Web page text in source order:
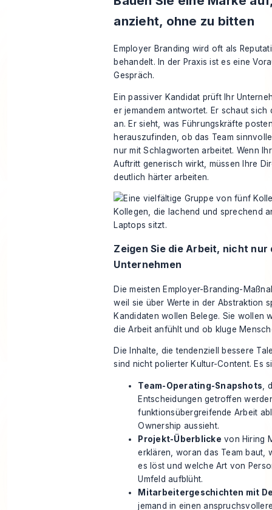
anzieht, ohne zu bitten
Employer Branding wird oft als
behandelt. In der Praxis ist es eine
Gespräch.
Ein passiver Kandidat prüft Ihr
er jemandem antwortet. Er schaut sich
an. Er sieht, was Führungskräfte
herauszufinden, ob das Team
nur mit Schlagworten arbeitet. Wenn
Auftritt generisch wirkt, müssen Ihre
deutlich härter arbeiten.
Zeigen Sie die Arbeit, nicht nur
Unternehmen
Die meisten Employer-Branding-
weil sie über Werte in der Abstraktion
Kandidaten wollen Belege. Sie wollen
die Arbeit anfühlt und ob kluge
Die Inhalte, die tendenziell bessere
sind nicht polierter Kultur-Content. Es
Team-Operating-Snapshots ,
Entscheidungen getroffen
funktionsübergreifende Arbeit
Ownership aussieht.
Projekt-Überblicke von Hiring
erklären, woran das Team baut,
es löst und welche Art von
Umfeld aufblüht.
Mitarbeitergeschichten mit
jemand in einen